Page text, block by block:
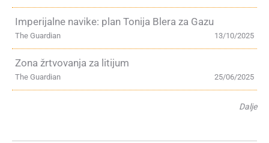
Imperijalne navike: plan Tonija Blera za Gazu
13/10/2025
The Guardian
Zona žrtvovanja za litijum
25/06/2025
The Guardian
Dalje